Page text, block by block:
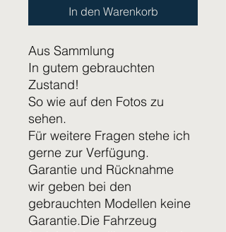
In den Warenkorb
Aus Sammlung
In gutem gebrauchten
Zustand!
So wie auf den Fotos zu
sehen.
Für weitere Fragen stehe ich
gerne zur Verfügung.
Garantie und Rücknahme
wir geben bei den
gebrauchten Modellen keine
Garantie.Die Fahrzeug